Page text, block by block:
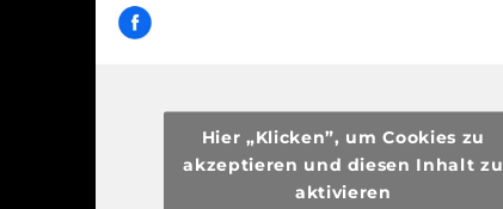
Hier „Klicken”, um Cookies zu
akzeptieren und diesen Inhalt zu
aktivieren